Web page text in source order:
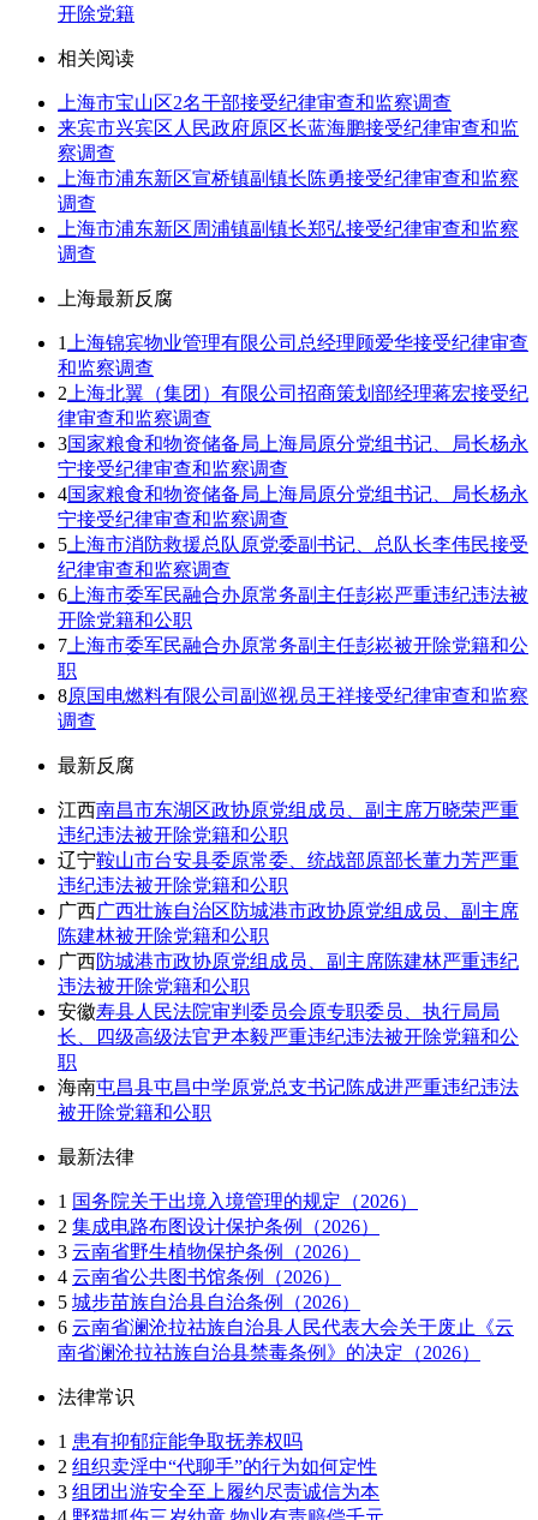
开除党籍
相关阅读
上海市宝山区2名干部接受纪律审查和监察调查
来宾市兴宾区人民政府原区长蓝海鹏接受纪律审查和监
察调查
上海市浦东新区宣桥镇副镇长陈勇接受纪律审查和监察
调查
上海市浦东新区周浦镇副镇长郑弘接受纪律审查和监察
调查
上海最新反腐
1
上海锦宾物业管理有限公司总经理顾爱华接受纪律审查
和监察调查
2 上海北翼（集团）有限公司招商策划部经理蒋宏接受纪
律审查和监察调查
3国家粮食和物资储备局上海局原分党组书记、局长杨永
宁接受纪律审查和监察调查
4国家粮食和物资储备局上海局原分党组书记、局长杨永
宁接受纪律审查和监察调查
5 上海市消防救援总队原党委副书记、总队长李伟民接受
纪律审查和监察调查
6 上海市委军民融合办原常务副主任彭崧严重违纪违法被
开除党籍和公职
7 上海市委军民融合办原常务副主任彭崧被开除党籍和公
职
8原国电燃料有限公司副巡视员王祥接受纪律审查和监察
调查
最新反腐
江西南昌市东湖区政协原党组成员、副主席万晓荣严重
违纪违法被开除党籍和公职
辽宁鞍山市台安县委原常委、统战部原部长董力芳严重
违纪违法被开除党籍和公职
广西广西壮族自治区防城港市政协原党组成员、副主席
陈建林被开除党籍和公职
广西防城港市政协原党组成员、副主席陈建林严重违纪
违法被开除党籍和公职
安徽寿县人民法院审判委员会原专职委员、执行局局
长、四级高级法官尹本毅严重违纪违法被开除党籍和公
职
海南屯昌县屯昌中学原党总支书记陈成进严重违纪违法
被开除党籍和公职
最新法律
1 国务院关于出境入境管理的规定（2026）
2 集成电路布图设计保护条例（2026）
3 云南省野生植物保护条例（2026）
4 云南省公共图书馆条例（2026）
5 城步苗族自治县自治条例（2026）
6 云南省澜沧拉祜族自治县人民代表大会关于废止《云
南省澜沧拉祜族自治县禁毒条例》的决定（2026）
法律常识
1 患有抑郁症能争取抚养权吗
2 组织卖淫中“代聊手”的行为如何定性
3 组团出游安全至上履约尽责诚信为本